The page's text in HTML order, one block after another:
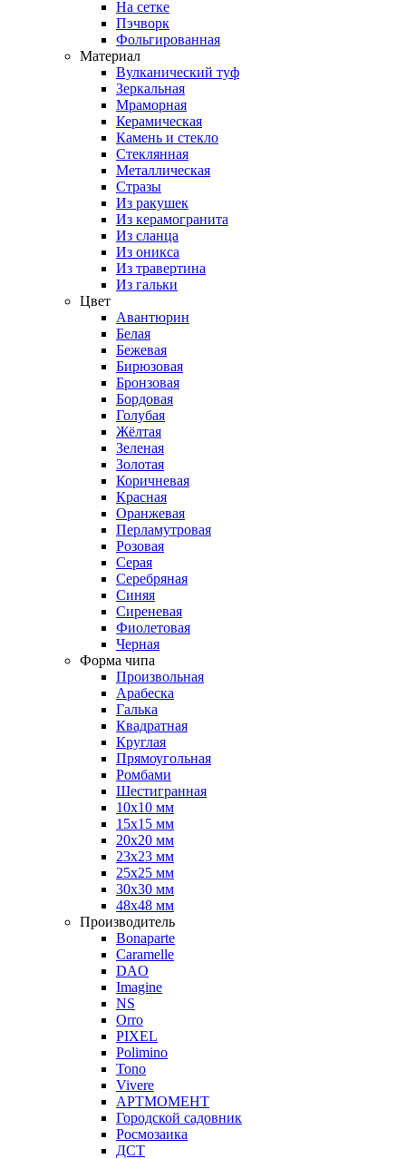
На сетке
Пэчворк
Фольгированная
Материал
Вулканический туф
Зеркальная
Мраморная
Керамическая
Камень и стекло
Стеклянная
Металлическая
Стразы
Из ракушек
Из керамогранита
Из сланца
Из оникса
Из травертина
Из гальки
Цвет
Авантюрин
Белая
Бежевая
Бирюзовая
Бронзовая
Бордовая
Голубая
Жёлтая
Зеленая
Золотая
Коричневая
Красная
Оранжевая
Перламутровая
Розовая
Серая
Серебряная
Синяя
Сиреневая
Фиолетовая
Черная
Форма чипа
Произвольная
Арабеска
Галька
Квадратная
Круглая
Прямоугольная
Ромбами
Шестигранная
10х10 мм
15х15 мм
20х20 мм
23х23 мм
25х25 мм
30х30 мм
48х48 мм
Производитель
Bonaparte
Caramelle
DAO
Imagine
NS
Orro
PIXEL
Polimino
Tono
Vivere
АРТМОМЕНТ
Городской садовник
Росмозаика
ДСТ